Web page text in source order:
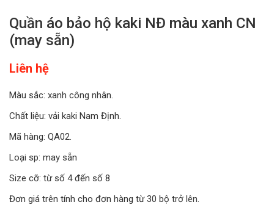
Quần áo bảo hộ kaki NĐ màu xanh CN
(may sẵn)
Liên hệ
Màu sắc: xanh công nhân.
Chất liệu: vải kaki Nam Định.
Mã hàng: QA02.
Loại sp: may sẵn
Size cỡ: từ số 4 đến số 8
Đơn giá trên tính cho đơn hàng từ 30 bộ trở lên.